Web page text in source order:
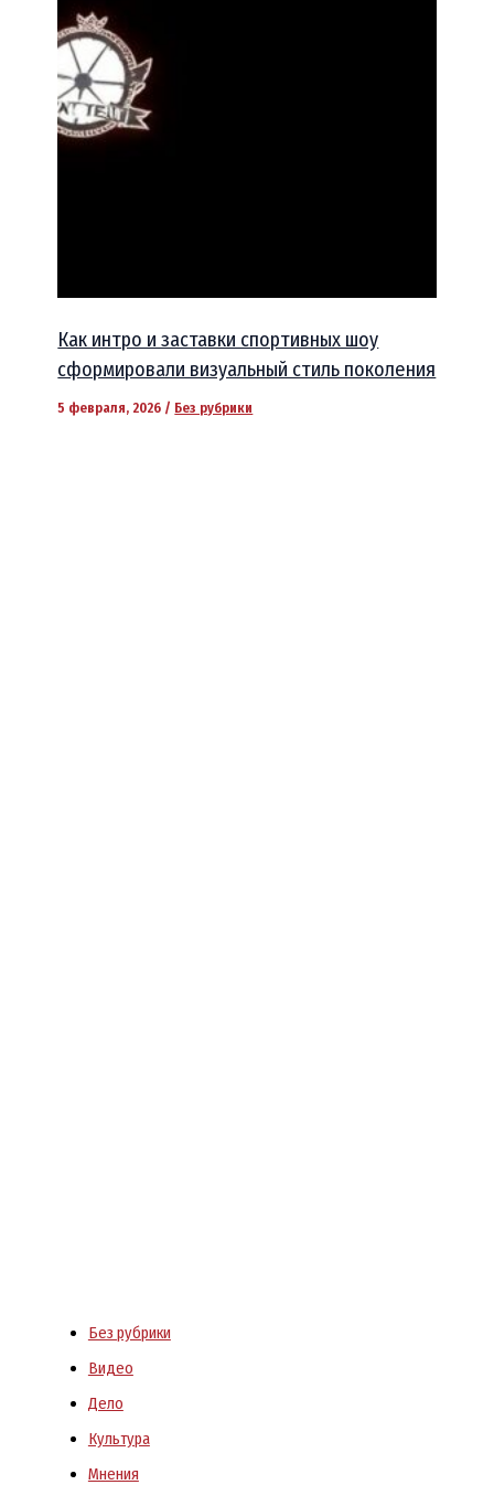
Как интро и заставки спортивных шоу
сформировали визуальный стиль поколения
5 февраля, 2026 / Без рубрики
Без рубрики
Видео
Дело
Культура
Мнения